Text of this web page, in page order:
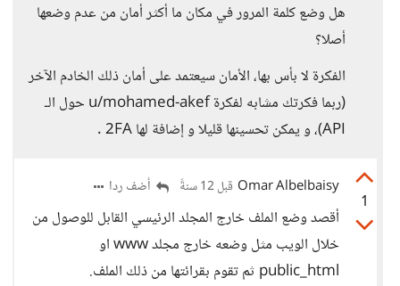
هل وضع كلمة المرور في مكان ما أكثر أمان من عدم وضعها
أصلا؟
الفكرة لا بأس بها، الأمان سيعتمد على أمان ذلك الخادم الآخر
(ربما فكرتك مشابه لفكرة u/mohamed-akef حول الـ
API)، و يمكن تحسينها قليلا و إضافة لها 2FA .
1
Omar Albelbaisy قبل 12 سنةً أضف ردا
أقصد وضع الملف خارج المجلد الرئيسي القابل للوصول من
خلال الويب مثل وضعه خارج مجلد www او
public_html ثم تقوم بقرائتها من ذلك الملف.